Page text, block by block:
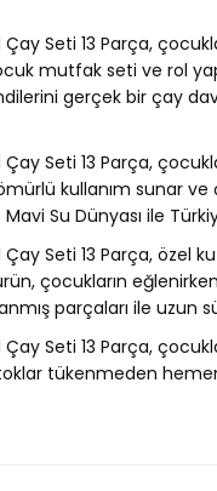
Seti 13 Parça,
mutfak seti ve rol
gerçek bir çay
Seti 13 Parça,
kullanım sunar
Su Dünyası ile
Seti 13 Parça, özel
çocukların
parçaları ile uzun
Seti 13 Parça,
tükenmeden